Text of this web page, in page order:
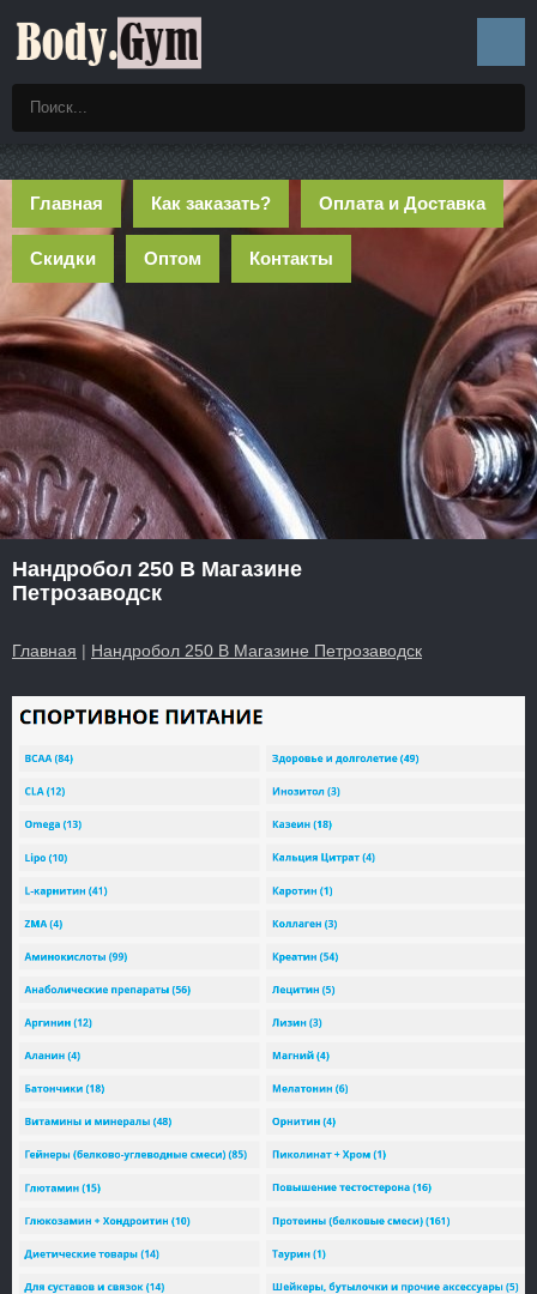
Главная Как заказать? Оплата и Доставка
Скидки Оптом Контакты
Нандробол 250 В Магазине
Петрозаводск
Главная | Нандробол 250 В Магазине Петрозаводск